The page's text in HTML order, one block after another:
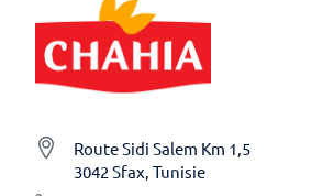
Route Sidi Salem Km 1,5
3042 Sfax, Tunisie